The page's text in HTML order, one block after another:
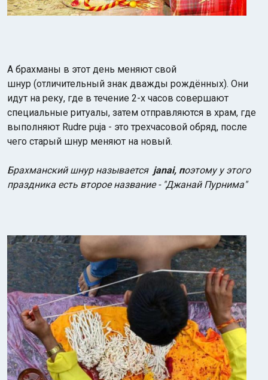
А брахманы в этот день меняют свой
шнур (отличительный знак дважды рождённых). Они
идут на реку, где в течение 2-х часов совершают
специальные ритуалы, затем отправляются в храм, где
выполняют Rudre puja - это трехчасовой обряд, после
чего старый шнур меняют на новый.
Брахманский шнур называется janai, поэтому у этого
праздника есть второе название - "Джанай Пурнима"